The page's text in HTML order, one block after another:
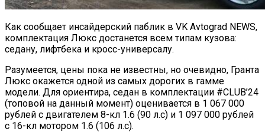
Как сообщает инсайдерский паблик в VK Avtograd NEWS,
комплектация Люкс достанется всем типам кузова:
седану, лифтбека и кросс-универсалу.
Разумеется, цены пока не известны, но очевидно, Гранта
Люкс окажется одной из самых дорогих в гамме
модели. Для ориентира, седан в комплектации #CLUB’24
(топовой на данный момент) оценивается в 1 067 000
рублей с двигателем 8-кл 1.6 (90 л.с) и 1 097 000 рублей
с 16-кл мотором 1.6 (106 л.с).